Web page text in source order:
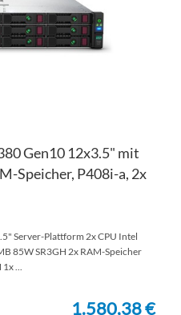
Gen10 12x3.5" mit
Speicher, P408i-a, 2x
Server-Plattform 2x CPU Intel
85W SR3GH 2x RAM-Speicher
...
1.580,38 €